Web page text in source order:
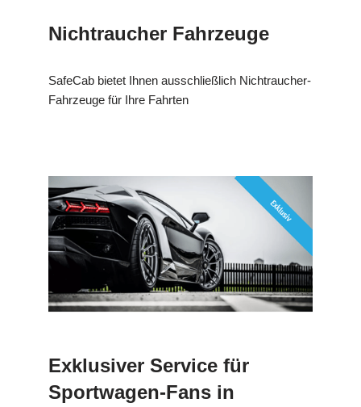
Nichtraucher Fahrzeuge
SafeCab bietet Ihnen ausschließlich Nichtraucher-
Fahrzeuge für Ihre Fahrten
Exklusiver Service für
Sportwagen-Fans in